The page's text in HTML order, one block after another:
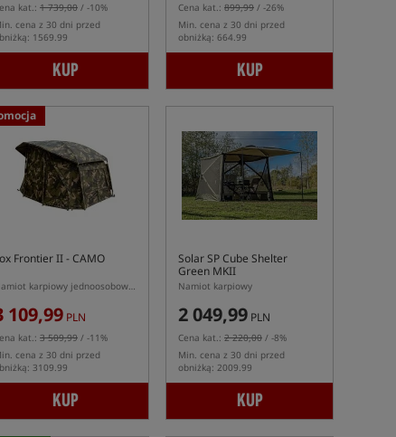
kat.: 1 739,00 / -10%
cena z 30 dni przed
1569.99
KUP
Cena kat.: 899,99 / -26%
Min. cena z 30 dni przed
obniżką: 664.99
KUP
Frontier II - CAMO
Namiot karpiowy jednoosobowy w kolorze kamuflażu
109,99 PLN
kat.: 3 509,99 / -11%
cena z 30 dni przed
3109.99
KUP
Solar SP Cube Shelter
Green MKII
Namiot karpiowy
2 049,99 PLN
Cena kat.: 2 220,00 / -8%
Min. cena z 30 dni przed
obniżką: 2009.99
KUP